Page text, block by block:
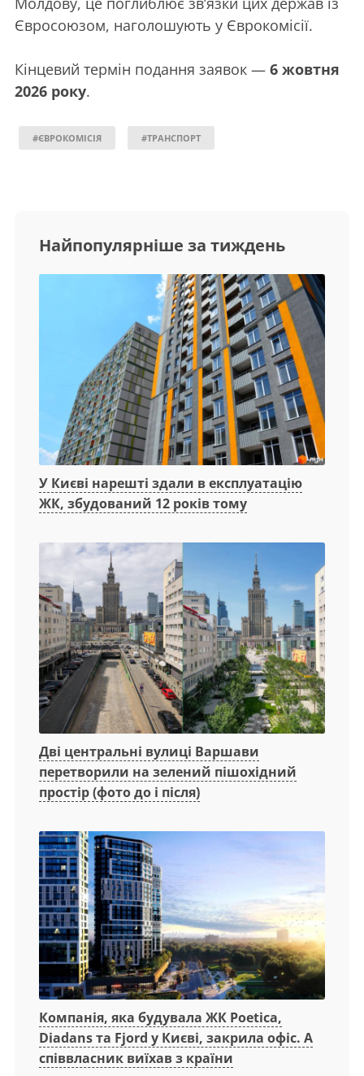
Євросоюзом, наголошують у Єврокомісії.
Кінцевий термін подання заявок — 6 жовтня
2026 року.
#ЄВРОКОМІСІЯ #ТРАНСПОРТ
Найпопулярніше за тиждень
У Києві нарешті здали в експлуатацію
ЖК, збудований 12 років тому
Дві центральні вулиці Варшави
перетворили на зелений пішохідний
простір (фото до і після)
Компанія, яка будувала ЖК Poetica,
Diadans та Fjord у Києві, закрила офіс. А
співвласник виїхав з країни